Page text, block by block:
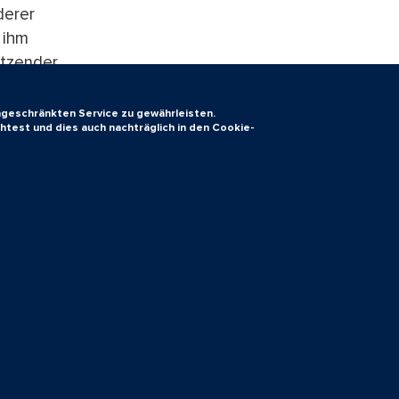
Service zu gewährleisten.
und dies auch nachträglich in den Cookie-